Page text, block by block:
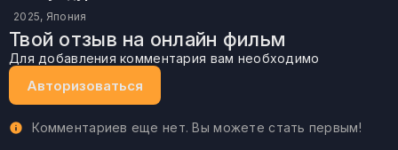
2025, Япония
Твой отзыв на онлайн фильм
Для добавления комментария вам необходимо
Авторизоваться
Комментариев еще нет. Вы можете стать первым!